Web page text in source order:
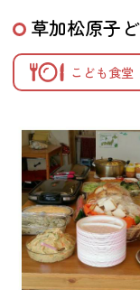
探す
こどもの居
地域ネット
バーチャル
つなが
会員募集
会員紹介
草加松原子
こども食堂